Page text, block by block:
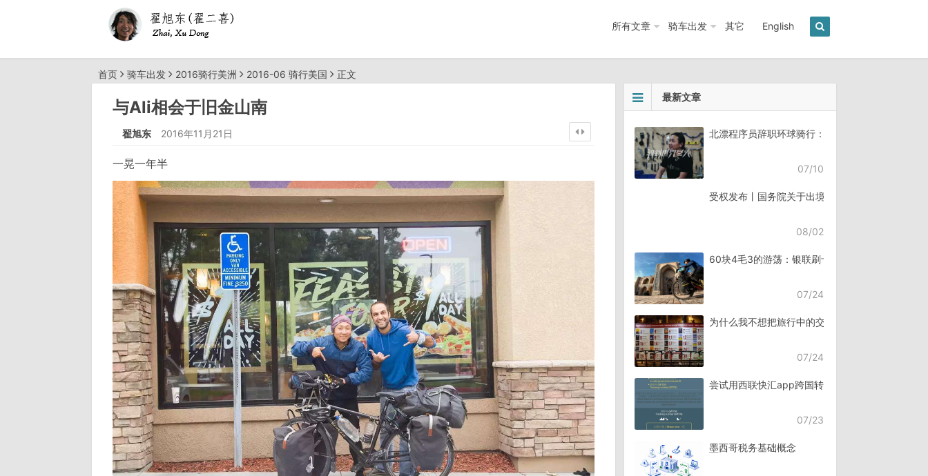
所有文章 骑车出发 其它 English
首页 骑车出发 2016骑行美洲 2016-06 骑行美国 正文
与Ali相会于旧金山南
翟旭东 2016年11月21日
一晃一年半
最新文章
北漂程序员辞职环球骑行：7年骑行45个国家《骑
07/10
受权发布丨国务院关于出境入境管理的规定
08/02
60块4毛3的游荡：银联刷卡失败，却扣了钱
07/24
为什么我不想把旅行中的交流，全都交给AI？
07/24
尝试用西联快汇app跨国转账
07/23
墨西哥税务基础概念